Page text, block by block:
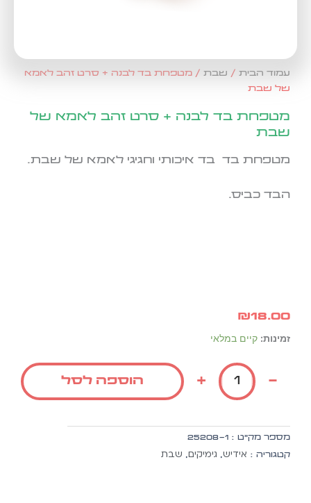
עמוד הבית/שבת/ מטפחת בד לבנה + סרט זהב לאמא
של שבת
מטפחת בד לבנה + סרט זהב לאמא של
שבת
מטפחת בד בד איכותי וחגיגי לאמא של שבת.
הבד כביס.
₪18.00
זמינות: קיים במלאי
כמות
מטפחת
בד
לבנה
סרט
לאמא
הוספה לסל
מספר מק״ט :25208-1
קטגוריה : אידיש,גימיקים,שבת